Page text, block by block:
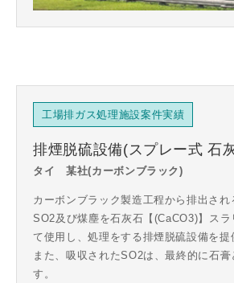
工場排ガス処理施設案件実績
排煙脱硫設備(スプレー式 石
タイ 某社(カーボンブラック)
カーボンブラック製造工程から排出さ
SO2及び煤塵を石灰石【(CaCO3)】スラ
て使用し、処理をする排煙脱硫設備を提
また、吸収されたSO2は、最終的に石膏
す。